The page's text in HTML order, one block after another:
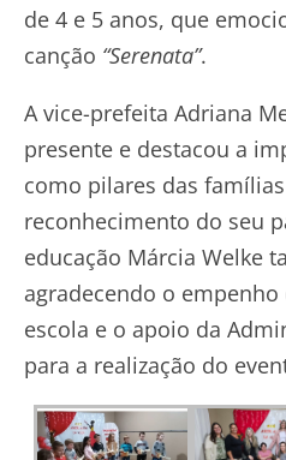
de 4 e 5 anos, que
canção “Serenata”.
A vice-prefeita Adriana
presente e destacou a
como pilares das
reconhecimento do seu
educação Márcia Welke
agradecendo o
escola e o apoio da
para a realização do